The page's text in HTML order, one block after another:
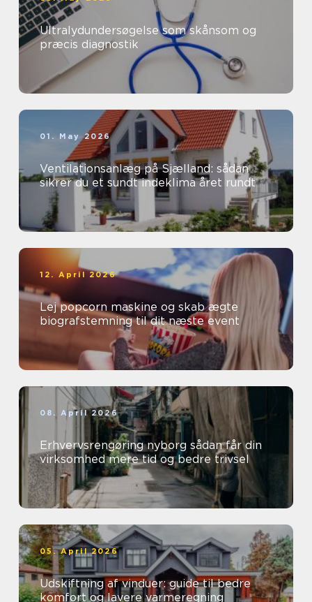
Ultralydundersøgelse som skånsom og
præcis diagnostik
01. May 2026
Ventilationsanlæg på Sjælland: sådan
sikrer du et sundt indeklima året rundt
12. April 2026
Lej popcorn maskine og skab ægte
biografstemning til dit næste event
08. April 2026
Erhvervsrengøring nyborg sådan får din
virksomhed mere tid og bedre trivsel
05. April 2026
Udskiftning af vinduer: guide til bedre
komfort og lavere varmeregning